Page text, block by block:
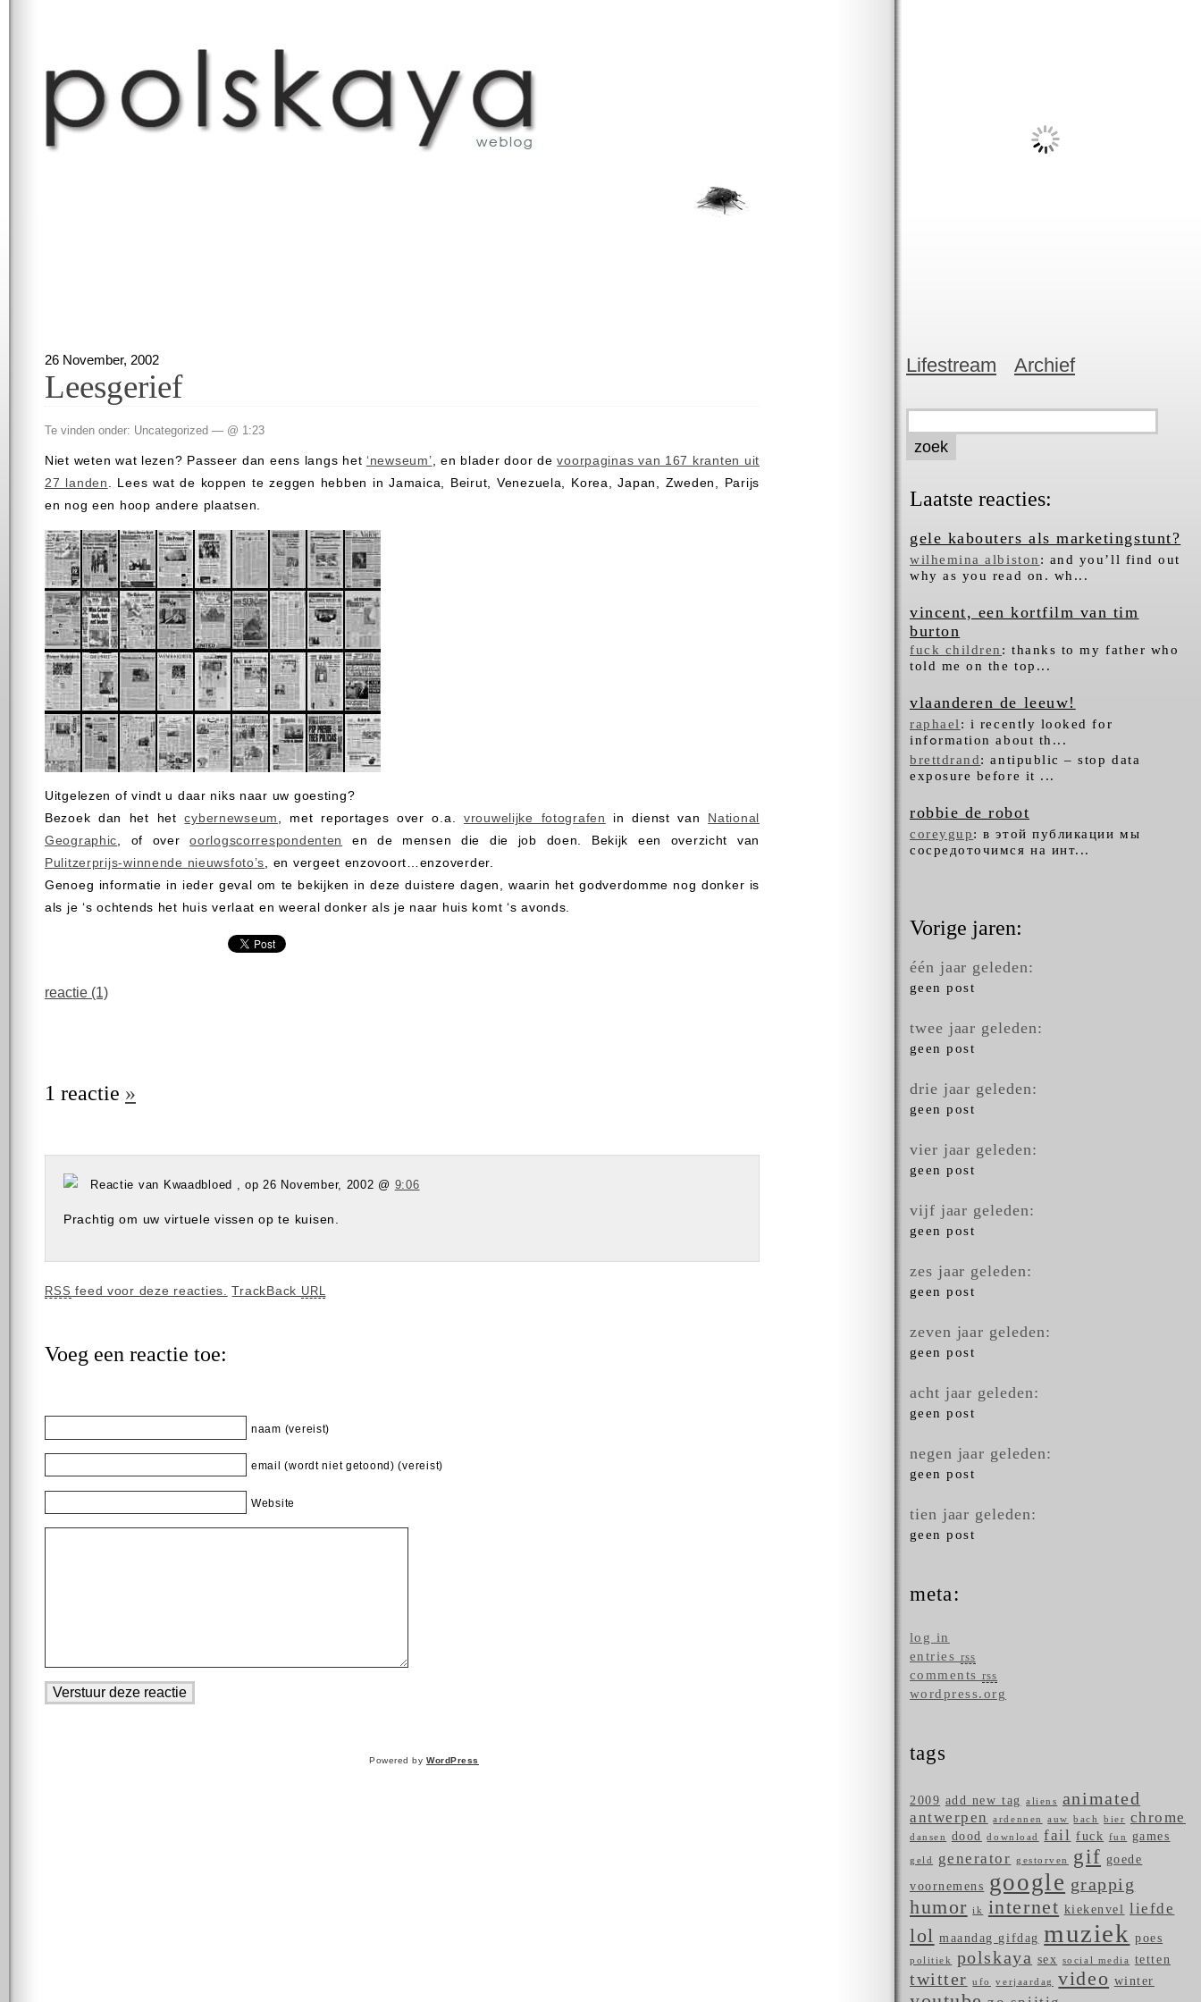
26 November, 2002
Leesgerief
Te vinden onder: Uncategorized — @ 1:23
Niet weten wat lezen? Passeer dan eens langs het ‘newseum’ , en blader door devoorpaginas van 167 kranten uit
27 landen
. Lees wat de koppen te zeggen hebben in Jamaica, Beirut, Venezuela, Korea, Japan, Zweden, Parijs
en nog een hoop andere plaatsen.
Uitgelezen of vindt u daar niks naar uw goesting?
Bezoek dan het hetcybernewseum , met reportages over o.a. vrouwelijke fotografen in dienst van National
Geographic , of overoorlogscorrespondenten
en de mensen die die job doen. Bekijk een overzicht van
Pulitzerprijs-winnende nieuwsfoto’s , en vergeet enzovoort…enzoverder.
Genoeg informatie in ieder geval om te bekijken in deze duistere dagen, waarin het godverdomme nog donker is
als je ‘s ochtends het huis verlaat en weeral donker als je naar huis komt ‘s avonds.
reactie (1)
1 reactie »
Reactie van Kwaadbloed , op 26 November, 2002 @ 9:06
Prachtig om uw virtuele vissen op te kuisen.
RSS feed voor deze reacties. TrackBack URL
Voeg een reactie toe:
naam (vereist)
email (wordt niet getoond) (vereist)
Website
Powered byWordPress
Lifestream Archief
Laatste reacties:
gele kabouters als marketingstunt?
wilhemina albiston : and you’ll find out
why as you read on. wh...
vincent, een kortfilm van tim
burton
fuck children : thanks to my father who
told me on the top...
vlaanderen de leeuw!
raphael : i recentⅼy looked for
infߋrmation about tһ...
brettdrand: antipublic – stop data
exposure before it ...
robbie de robot
coreygup: в этой публикации мы
сосредоточимся на инт...
Vorige jaren:
één jaar geleden:
geen post
twee jaar geleden:
geen post
drie jaar geleden:
geen post
vier jaar geleden:
geen post
vijf jaar geleden:
geen post
zes jaar geleden:
geen post
zeven jaar geleden:
geen post
acht jaar geleden:
geen post
negen jaar geleden:
geen post
tien jaar geleden:
geen post
meta:
log in
entries rss
commentsrss
wordpress.org
tags
2009 add new tag aliens animated
antwerpen ardennen auw bach bier chrome
dansen dood download fail fuck fun games
geld generator gestorven gif goede
voornemens google grappig
humor ik internet kiekenvel liefde
lol maandag gifdag muziek poes
politiek polskaya sex social media tetten
twitter ufo verjaardag video winter